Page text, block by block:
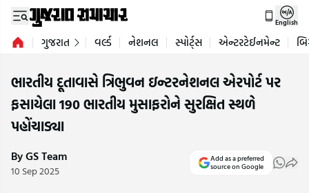
English
ગુજરાત વર્લ્ડ નેશનલ સ્પોર્ટ્સ એન્ટરટેઈનમેન્ટ
ભારતીય દૂતાવાસે ત્રિભુવન ઇન્ટરનેશનલ એરપોર્ટ પર
ફસાયેલા 190 ભારતીય મુસાફરોને સુરક્ષિત સ્થળે
પહોંચાડ્યા
By GS Team
10 Sep 2025
Add as a preferred
source on Google